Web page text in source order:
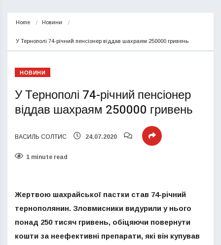
Home Новини
У Тернополі 74-річний пенсіонер віддав шахраям 250000 гривень
НОВИНИ
У Тернополі 74-річний пенсіонер
віддав шахраям 250000 гривень
ВАСИЛЬ СОЛТИС 24.07.2020
1 minute read
Жертвою шахрайської пастки став 74-річний
тернополянин. Зловмисники видурили у нього
понад 250 тисяч гривень, обіцяючи повернути
кошти за неефективні препарати, які він купував